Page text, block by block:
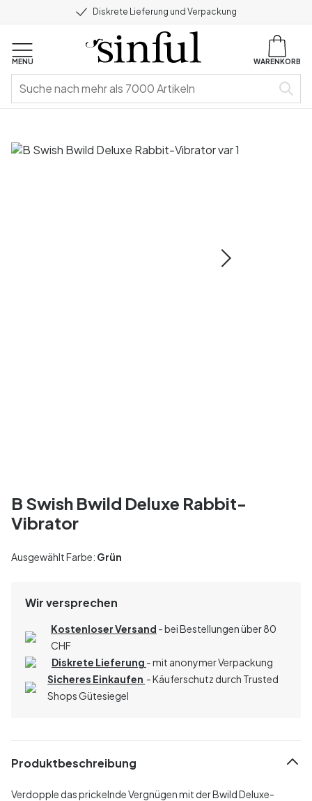
Diskrete Lieferung und Verpackung
MENU WARENKORB
B Swish Bwild Deluxe Rabbit-
Vibrator
Ausgewählt Farbe: Grün
Wir versprechen
Kostenloser Versand - bei Bestellungen über 80
CHF
Diskrete Lieferung - mit anonymer Verpackung
Sicheres Einkaufen - Käuferschutz durch Trusted
Shops Gütesiegel
Produktbeschreibung
Verdopple das prickelnde Vergnügen mit der Bwild Deluxe-